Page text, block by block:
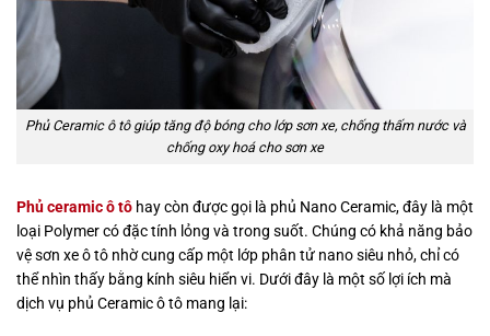
Phủ Ceramic ô tô giúp tăng độ bóng cho lớp sơn xe, chống thấm nước và
chống oxy hoá cho sơn xe
Phủ ceramic ô tô hay còn được gọi là phủ Nano Ceramic, đây là một
loại Polymer có đặc tính lỏng và trong suốt. Chúng có khả năng bảo
vệ sơn xe ô tô nhờ cung cấp một lớp phân tử nano siêu nhỏ, chỉ có
thể nhìn thấy bằng kính siêu hiển vi. Dưới đây là một số lợi ích mà
dịch vụ phủ Ceramic ô tô mang lại: